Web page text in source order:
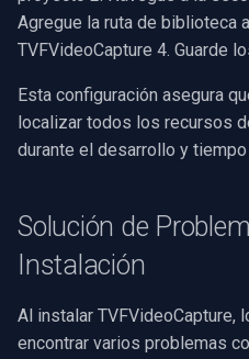
Agregue la ruta de biblioteca
TVFVideoCapture 4. Guarde
Esta configuración asegura
localizar todos los recursos
durante el desarrollo y
Solución de
Instalación
Al instalar TVFVideoCapture,
encontrar varios problemas